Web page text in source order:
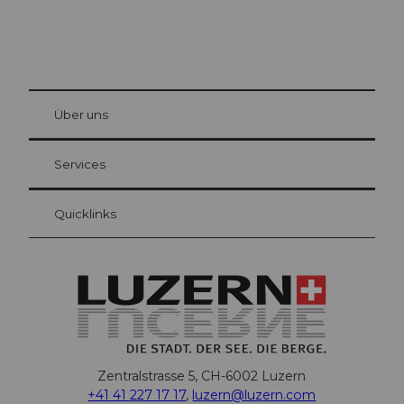
Gästekarte Luzern
Ihre Vorteile als Übernachtungsgast
at Bre
Über uns
Services
Quicklinks
Zentralstrasse 5, CH-6002 Luzern
+41 41 227 17 17, luzern@luzern.com